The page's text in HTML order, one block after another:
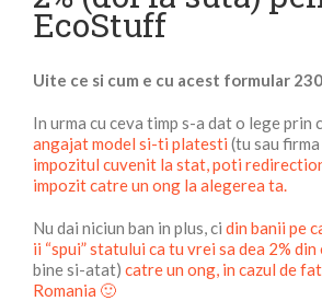
EcoStuff
Uite ce si cum e cu acest formular
In urma cu ceva timp s-a dat o lege prin
angajat model si-ti platesti (tu sau
impozitul cuvenit la stat, poti
impozit catre un ong la alegerea ta.
Nu dai niciun ban in plus, ci din banii pe
ii “spui” statului ca tu vrei sa dea 2% din
bine si-atat) catre un ong, in cazul de
Romania 🙂